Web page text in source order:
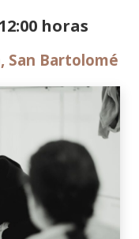
horas
San Bartolomé